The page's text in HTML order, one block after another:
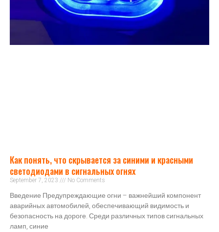
Как понять, что скрывается за синими и красными
светодиодами в сигнальных огнях
September 7, 2023 No Comments
Введение Предупреждающие огни – важнейший компонент
аварийных автомобилей, обеспечивающий видимость и
безопасность на дороге. Среди различных типов сигнальных
ламп, синие